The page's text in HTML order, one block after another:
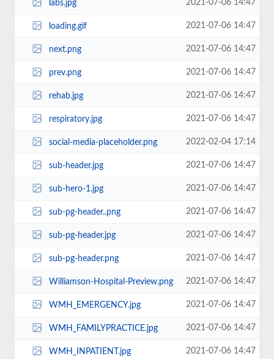
labs.jpg 2021-07-06 14:47
loading.gif 2021-07-06 14:47
next.png 2021-07-06 14:47
prev.png 2021-07-06 14:47
rehab.jpg 2021-07-06 14:47
respiratory.jpg 2021-07-06 14:47
social-media-placeholder.png 2022-02-04 17:14
sub-header.jpg 2021-07-06 14:47
sub-hero-1.jpg 2021-07-06 14:47
sub-pg-header..png 2021-07-06 14:47
sub-pg-header.jpg 2021-07-06 14:47
sub-pg-header.png 2021-07-06 14:47
Williamson-Hospital-Preview.png 2021-07-06 14:47
WMH_EMERGENCY.jpg 2021-07-06 14:47
WMH_FAMILYPRACTICE.jpg 2021-07-06 14:47
WMH_INPATIENT.jpg 2021-07-06 14:47